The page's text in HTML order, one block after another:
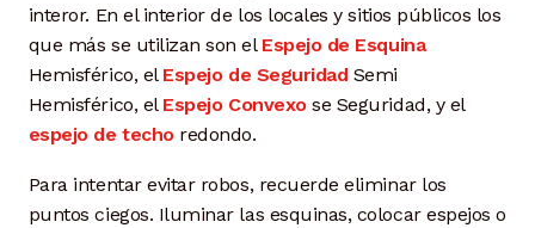
interor. En el interior de los locales y sitios públicos los
que más se utilizan son el Espejo de Esquina
Hemisférico, el Espejo de Seguridad Semi
Hemisférico, el Espejo Convexose Seguridad, y el
espejo de techoredondo.
Para intentar evitar robos, recuerde eliminar los
puntos ciegos. Iluminar las esquinas, colocar espejos o